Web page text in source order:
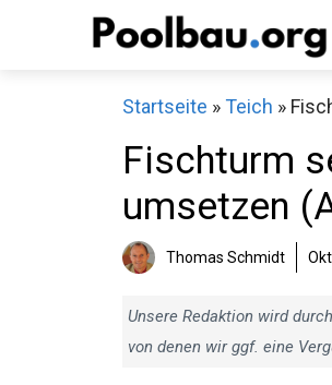
Startseite »Teich »
Fischturm
umsetzen
Thomas Schmidt
Unsere Redaktion wird
von denen wir ggf. eine